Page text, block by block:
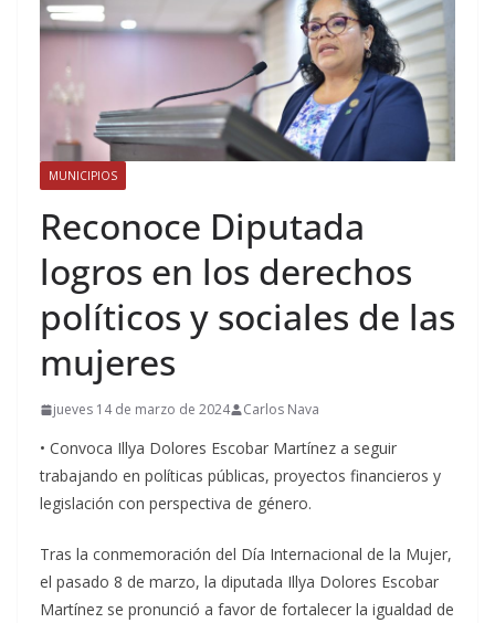
MUNICIPIOS
Reconoce Diputada
logros en los derechos
políticos y sociales de las
mujeres
jueves 14 de marzo de 2024 Carlos Nava
• Convoca Illya Dolores Escobar Martínez a seguir
trabajando en políticas públicas, proyectos financieros y
legislación con perspectiva de género.
Tras la conmemoración del Día Internacional de la Mujer,
el pasado 8 de marzo, la diputada Illya Dolores Escobar
Martínez se pronunció a favor de fortalecer la igualdad de